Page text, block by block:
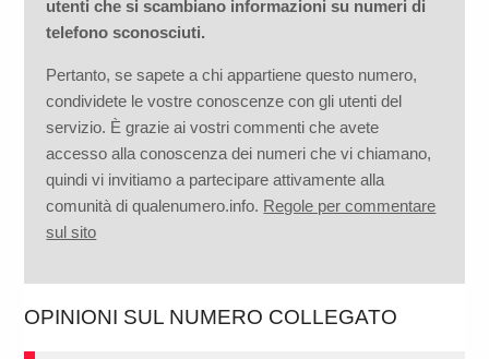
utenti che si scambiano informazioni su numeri di
telefono sconosciuti.
Pertanto, se sapete a chi appartiene questo numero,
condividete le vostre conoscenze con gli utenti del
servizio. È grazie ai vostri commenti che avete
accesso alla conoscenza dei numeri che vi chiamano,
quindi vi invitiamo a partecipare attivamente alla
comunità di qualenumero.info. Regole per commentare
sul sito
OPINIONI SUL NUMERO COLLEGATO